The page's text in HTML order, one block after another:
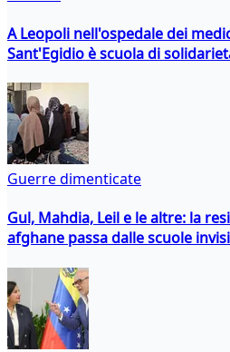
A Leopoli nell'ospedale dei
Sant'Egidio è scuola di
Guerre dimenticate
Gul, Mahdia, Leil e le altre: la
afghane passa dalle scuole